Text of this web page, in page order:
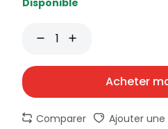
Disponible
Acheter
Comparer Ajouter